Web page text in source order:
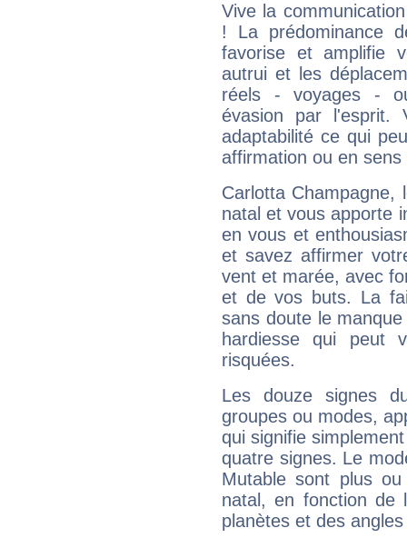
Vive la
! La prédominance
favorise et amplifie
autrui et les
réels - voyages -
évasion par l'esprit.
adaptabilité ce qui
affirmation ou en
Carlotta Champagne,
natal et vous apporte
en vous et
et savez affirmer
vent et marée, avec
et de vos buts. La
sans doute le
hardiesse qui peut
risquées.
Les douze signes
groupes ou modes,
qui signifie
quatre signes. Le
Mutable sont plus
natal, en fonction de
planètes et des